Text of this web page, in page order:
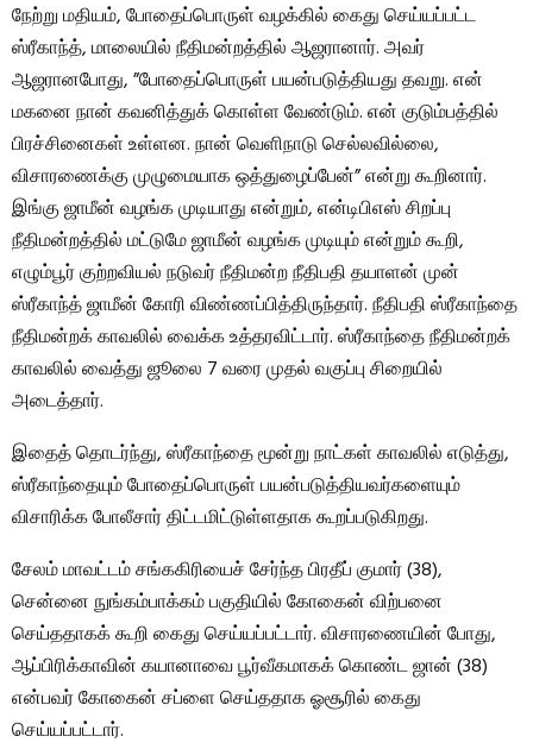
நேற்று மதியம், போதைப்பொருள் வழக்கில் கைது செய்யப்பட்ட
ஸ்ரீகாந்த், மாலையில் நீதிமன்றத்தில் ஆஜரானார். அவர்
ஆஜரானபோது, ​​”போதைப்பொருள் பயன்படுத்தியது தவறு. என்
மகனை நான் கவனித்துக் கொள்ள வேண்டும். என் குடும்பத்தில்
பிரச்சினைகள் உள்ளன. நான் வெளிநாடு செல்லவில்லை,
விசாரணைக்கு முழுமையாக ஒத்துழைப்பேன்” என்று கூறினார்.
இங்கு ஜாமீன் வழங்க முடியாது என்றும், என்டிபிஎஸ் சிறப்பு
நீதிமன்றத்தில் மட்டுமே ஜாமீன் வழங்க முடியும் என்றும் கூறி,
எழும்பூர் குற்றவியல் நடுவர் நீதிமன்ற நீதிபதி தயாளன் முன்
ஸ்ரீகாந்த் ஜாமீன் கோரி விண்ணப்பித்திருந்தார். நீதிபதி ஸ்ரீகாந்தை
நீதிமன்றக் காவலில் வைக்க உத்தரவிட்டார். ஸ்ரீகாந்தை நீதிமன்றக்
காவலில் வைத்து ஜூலை 7 வரை முதல் வகுப்பு சிறையில்
அடைத்தார்.
இதைத் தொடர்ந்து, ஸ்ரீகாந்தை மூன்று நாட்கள் காவலில் எடுத்து,
ஸ்ரீகாந்தையும் போதைப்பொருள் பயன்படுத்தியவர்களையும்
விசாரிக்க போலீசார் திட்டமிட்டுள்ளதாக கூறப்படுகிறது.
சேலம் மாவட்டம் சங்ககிரியைச் சேர்ந்த பிரதீப் குமார் (38),
சென்னை நுங்கம்பாக்கம் பகுதியில் கோகைன் விற்பனை
செய்ததாகக் கூறி கைது செய்யப்பட்டார். விசாரணையின் போது, ​​
ஆப்பிரிக்காவின் கயானாவை பூர்வீகமாகக் கொண்ட ஜான் (38)
என்பவர் கோகைன் சப்ளை செய்ததாக ஓசூரில் கைது
செய்யப்பட்டார்.